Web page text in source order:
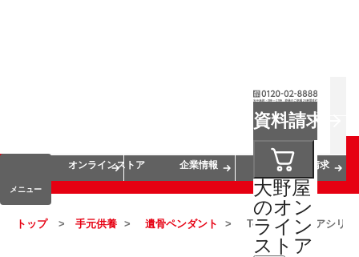
資料請求
大野屋
のオン
ライン
ストア
メニュー
会員サービス
オンラインストア
企業情報 資料請求
トップ 手元供養 遺骨ペンダント Toulienトゥリアシリ